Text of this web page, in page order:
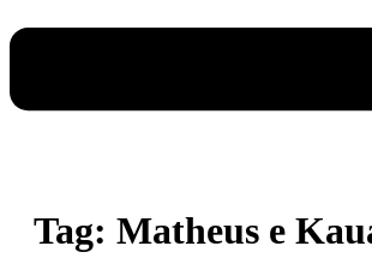
Tag: Matheus e